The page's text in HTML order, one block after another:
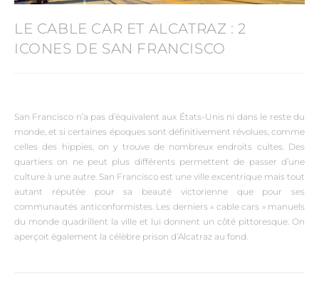
LE CABLE CAR ET ALCATRAZ : 2
ICONES DE SAN FRANCISCO
San Francisco n’a pas d’équivalent aux États-Unis ni dans le reste du
monde, et si certaines époques sont définitivement révolues, comme
celles des hippies, on y trouve de nombreux endroits cultes. Des
quartiers on ne peut plus différents permettent de passer d’une
culture à une autre. San Francisco est une ville excentrique mais tout
autant réputée pour sa beauté victorienne que pour ses
communautés anticonformistes. Les derniers « cable cars » manuels
du monde quadrillent la ville et lui donnent un côté pittoresque. On
aperçoit également la célèbre prison d’Alcatraz au fond.